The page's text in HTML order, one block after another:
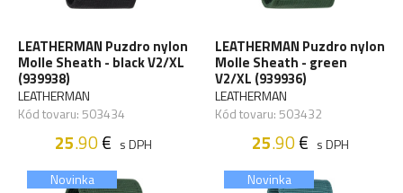
LEATHERMAN Puzdro nylon
Molle Sheath - black V2/XL
(939938)
LEATHERMAN
Kód tovaru: 503434
25.90€ s DPH
LEATHERMAN Puzdro nylon
Molle Sheath - green
V2/XL (939936)
LEATHERMAN
Kód tovaru: 503432
25.90€ s DPH
Novinka
Novinka